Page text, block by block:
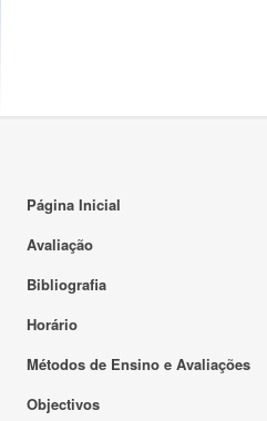
Página Inicial
Avaliação
Bibliografia
Horário
Métodos de Ensino e Avaliações
Objectivos